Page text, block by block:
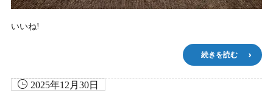
いいね!
続きを読む
2025年12月30日